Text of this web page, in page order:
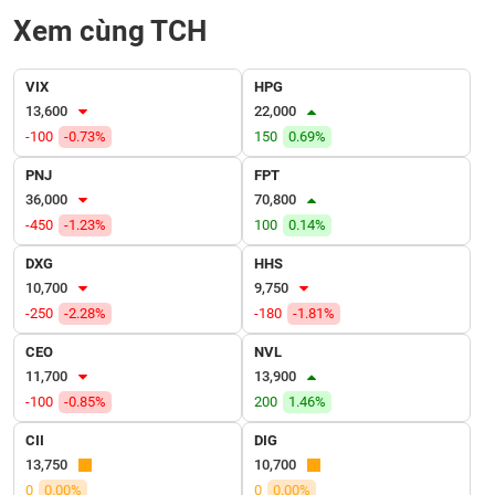
Xem cùng TCH
VIX
13,600
-100
-0.73%
HPG
22,000
150
0.69%
PNJ
36,000
-450
-1.23%
FPT
70,800
100
0.14%
DXG
10,700
-250
-2.28%
HHS
9,750
-180
-1.81%
CEO
11,700
-100
-0.85%
NVL
13,900
200
1.46%
CII
13,750
0
0.00%
DIG
10,700
0
0.00%
TRUYỀN
BẤT
ĐỘNG
SẢN
Mã
chứng
khoán
(-)